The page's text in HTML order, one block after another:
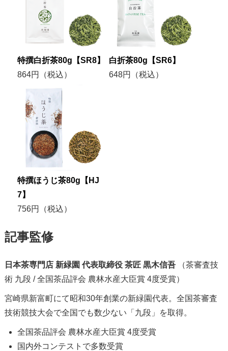
特撰白折茶80g【SR8】
864円（税込）
白折茶80g【SR6】
648円（税込）
特撰ほうじ茶80g【HJ
7】
756円（税込）
記事監修
日本茶専門店 新緑園 代表取締役 茶匠 黒木信吾（茶審査技
術 九段 / 全国茶品評会 農林水産大臣賞 4度受賞）
宮崎県新富町にて昭和30年創業の新緑園代表。全国茶審査
技術競技大会で全国でも数少ない「九段」を取得。
全国茶品評会 農林水産大臣賞 4度受賞
国内外コンテストで多数受賞